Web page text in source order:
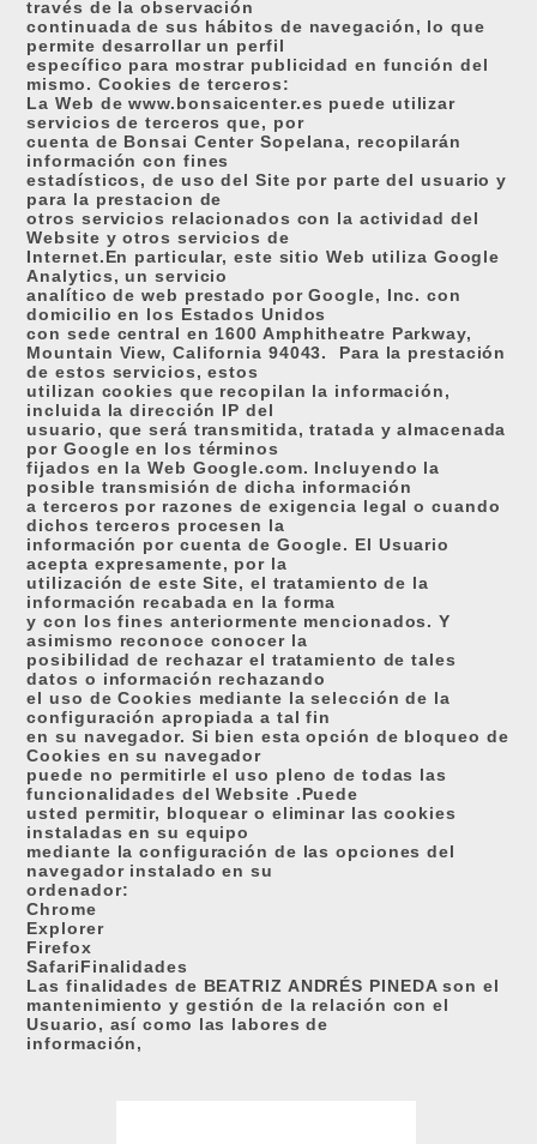
través de la observación
continuada de sus hábitos de navegación, lo que
permite desarrollar un perfil
específico para mostrar publicidad en función del
mismo. Cookies de terceros:
La Web de www.bonsaicenter.es puede utilizar
servicios de terceros que, por
cuenta de Bonsai Center Sopelana, recopilarán
información con fines
estadísticos, de uso del Site por parte del usuario y
para la prestacion de
otros servicios relacionados con la actividad del
Website y otros servicios de
Internet.En particular, este sitio Web utiliza Google
Analytics, un servicio
analítico de web prestado por Google, Inc. con
domicilio en los Estados Unidos
con sede central en 1600 Amphitheatre Parkway,
Mountain View, California 94043.
Para la prestación
de estos servicios, estos
utilizan cookies que recopilan la información,
incluida la dirección IP del
usuario, que será transmitida, tratada y almacenada
por Google en los términos
fijados en la Web Google.com. Incluyendo la
posible transmisión de dicha información
a terceros por razones de exigencia legal o cuando
dichos terceros procesen la
información por cuenta de Google. El Usuario
acepta expresamente, por la
utilización de este Site, el tratamiento de la
información recabada en la forma
y con los fines anteriormente mencionados. Y
asimismo reconoce conocer la
posibilidad de rechazar el tratamiento de tales
datos o información rechazando
el uso de Cookies mediante la selección de la
configuración apropiada a tal fin
en su navegador. Si bien esta opción de bloqueo de
Cookies en su navegador
puede no permitirle el uso pleno de todas las
funcionalidades del Website .Puede
usted permitir, bloquear o eliminar las cookies
instaladas en su equipo
mediante la configuración de las opciones del
navegador instalado en su
ordenador:
Chrome
Explorer
Firefox
SafariFinalidades
Las finalidades de BEATRIZ ANDRÉS PINEDA son el
mantenimiento y gestión de la relación con el
Usuario, así como las labores de
información,